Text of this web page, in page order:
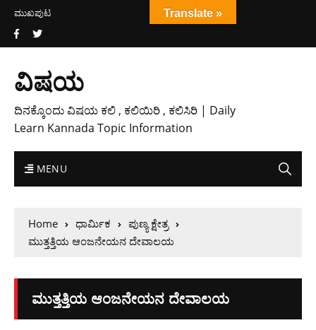
ಮುಖಪುಟ
ವಿಷಯ
ದಿನಕ್ಕೊಂದು ವಿಷಯ ಕಲಿ , ಕಲಿಯಿರಿ , ಕಲಿಸಿರಿ | Daily
Learn Kannada Topic Information
MENU
Home ಧಾರ್ಮಿಕ
ಪುಣ್ಯ ಕ್ಷೇತ್ರ
ಮುತ್ತತ್ತಿಯ ಆಂಜನೇಯನ ದೇವಾಲಯ
ಮುತ್ತತ್ತಿಯ ಆಂಜನೇಯನ ದೇವಾಲಯ
Translate »